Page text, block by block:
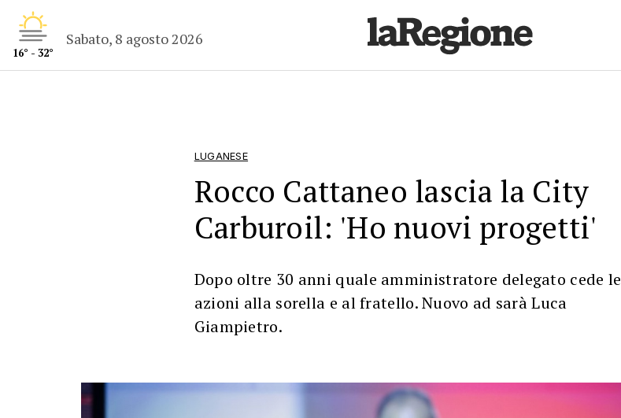
16° - 32°
Sabato, 8 agosto 2026
LUGANESE
Rocco Cattaneo lascia la City
Carburoil: 'Ho nuovi progetti'
Dopo oltre 30 anni quale amministratore delegato cede le
azioni alla sorella e al fratello. Nuovo ad sarà Luca
Giampietro.